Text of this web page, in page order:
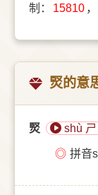
制：
15810
㷂的意
㷂 shù ㄕ
◎ 拼音